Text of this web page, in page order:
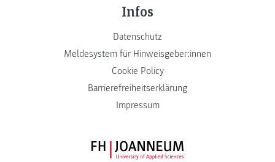
Infos
Datenschutz
Meldesystem für Hinweisgeber:innen
Cookie Policy
Barrierefreiheitserklärung
Impressum
FH JOANNEUM Logo